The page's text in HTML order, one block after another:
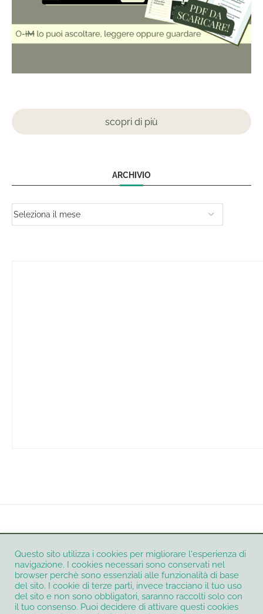
scopri di più
ARCHIVIO
Informativa Privacy e Cookie Policy
Contatti
Termini e condizioni
Questo sito utilizza i cookies per migliorare l'esperienza di
navigazione. I cookies necessari sono conservati nel
browser perchè sono essenziali alle funzionalità di base
del sito. I cookie di terze parti, invece tracciano il tuo uso
del sito e non sono obbligatori, saranno raccolti solo con
il tuo consenso. Puoi decidere di attivare questi cookies